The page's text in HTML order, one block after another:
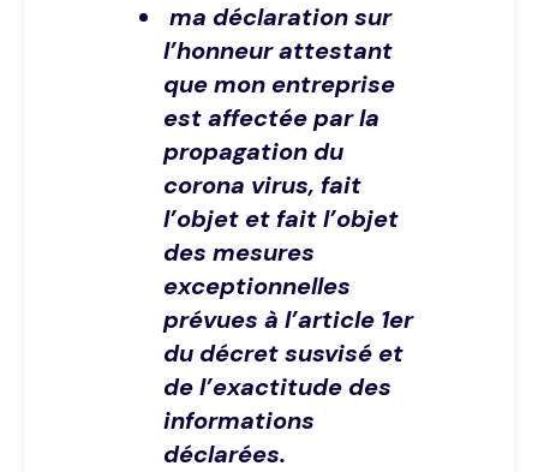
ma déclaration sur
l’honneur attestant
que mon entreprise
est affectée par la
propagation du
corona virus, fait
l’objet et fait l’objet
des mesures
exceptionnelles
prévues à l’article 1er
du décret susvisé et
de l’exactitude des
informations
déclarées.